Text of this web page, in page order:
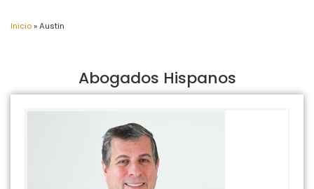
Inicio»Austin
Abogados Hispanos